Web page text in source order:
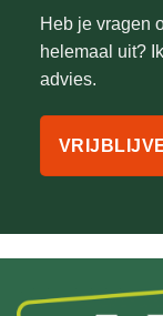
Heb je vragen
helemaal uit?
advies.